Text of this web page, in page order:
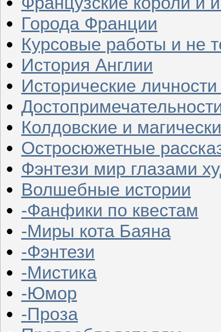
Города Франции
Курсовые работы и не
История Англии
Исторические
Колдовские и
Остросюжетные
Фэнтези мир глазами
Волшебные истории
-Фанфики по квестам
-Миры кота Баяна
-Фэнтези
-Мистика
-Юмор
-Проза